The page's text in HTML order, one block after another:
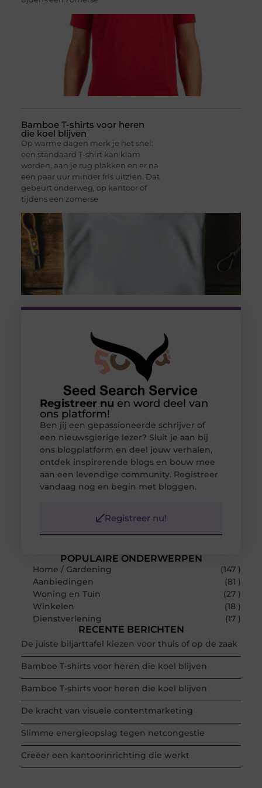
Bamboe T-shirts voor heren
die koel blijven
Op warme dagen merk je het snel:
een standaard T-shirt kan klam
worden, aan je rug plakken en er na
een paar uur minder fris uitzien. Dat
gebeurt onderweg, op kantoor of
tijdens een zomerse
POPULAIRE ONDERWERPEN
Home / Gardening
(147 )
Aanbiedingen
(81 )
Woning en Tuin
(27 )
Winkelen
(18 )
Dienstverlening
(17 )
RECENTE BERICHTEN
De juiste biljarttafel kiezen voor thuis of op de zaak
Bamboe T-shirts voor heren die koel blijven
Bamboe T-shirts voor heren die koel blijven
De kracht van visuele contentmarketing
Slimme energieopslag tegen netcongestie
Creëer een kantoorinrichting die werkt
Registreer nu en word deel van
ons platform!
Ben jij een gepassioneerde schrijver of
een nieuwsgierige lezer? Sluit je aan bij
ons blogplatform en deel jouw verhalen,
ontdek inspirerende blogs en bouw mee
aan een levendige community. Registreer
vandaag nog en begin met bloggen.
Registreer nu!